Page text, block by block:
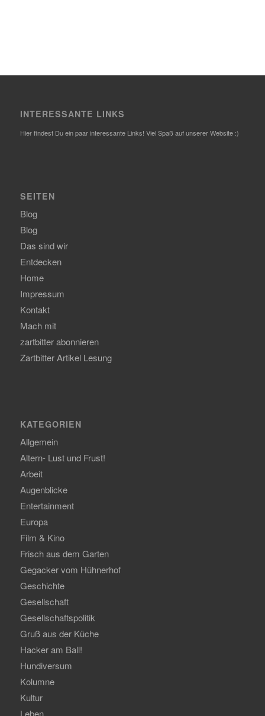
INTERESSANTE LINKS
Hier findest Du ein paar interessante Links! Viel Spaß auf unserer Website :)
SEITEN
Blog
Blog
Das sind wir
Entdecken
Home
Impressum
Kontakt
Mach mit
zartbitter abonnieren
Zartbitter Artikel Lesung
KATEGORIEN
Allgemein
Altern- Lust und Frust!
Arbeit
Augenblicke
Entertainment
Europa
Film & Kino
Frisch aus dem Garten
Gegacker vom Hühnerhof
Geschichte
Gesellschaft
Gesellschaftspolitik
Gruß aus der Küche
Hacker am Ball!
Hundiversum
Kolumne
Kultur